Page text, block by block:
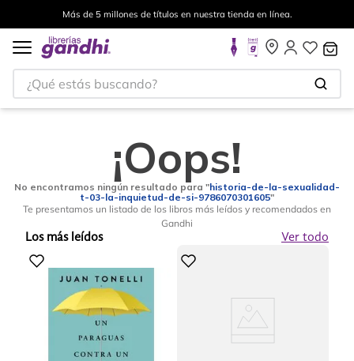
Más de 5 millones de títulos en nuestra tienda en línea.
¿Qué estás buscando?
¡Oops!
No encontramos ningún resultado para "historia-de-la-sexualidad-
t-03-la-inquietud-de-si-9786070301605"
Te presentamos un listado de los libros más leídos y recomendados en
Gandhi
Los más leídos Ver todo